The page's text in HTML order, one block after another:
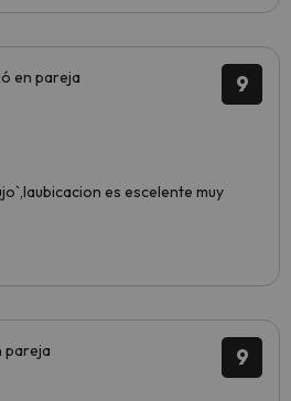
9
en pareja
es escelente muy
9
pareja